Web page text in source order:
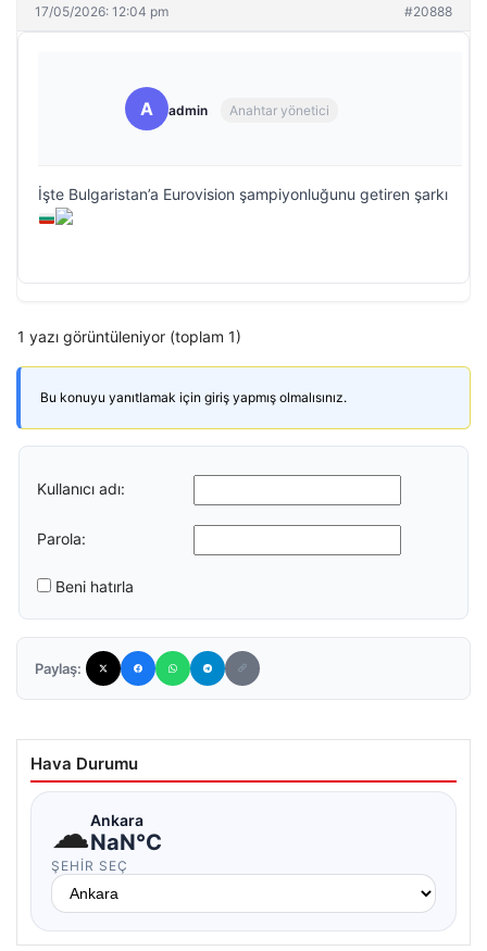
17/05/2026: 12:04 pm #20888
A admin Anahtar yönetici
İşte Bulgaristan’a Eurovision şampiyonluğunu getiren şarkı
1 yazı görüntüleniyor (toplam 1)
Bu konuyu yanıtlamak için giriş yapmış olmalısınız.
Kullanıcı adı:
Parola:
Beni hatırla
Paylaş:
Hava Durumu
☁Ankara
NaN°C
ŞEHIR SEÇ